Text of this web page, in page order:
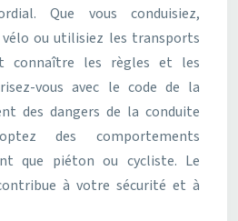
Que vous conduisiez,
vélo ou utilisiez les transports
connaître les règles et les
vous avec le code de la
des dangers de la conduite
des comportements
que piéton ou cycliste. Le
à votre sécurité et à